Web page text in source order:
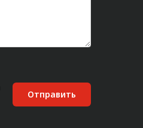
Отправить